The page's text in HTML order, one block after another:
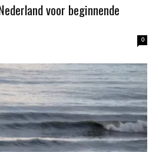
voor beginnende
0